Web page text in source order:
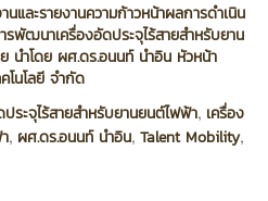
และรายงานความก้าวหน้าผลการดำเนิน
รพัฒนาเครื่องอัดประจุไร้สายสำหรับยาน
นำโดย ผศ.ดร.อนนท์ นำอิน หัวหน้า
โนโลยี จำกัด
ประจุไร้สายสำหรับยานยนต์ไฟฟ้า, เครื่อง
, ผศ.ดร.อนนท์ นำอิน, Talent Mobility,